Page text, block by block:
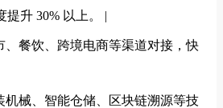
升 30% 以上。 |
、餐饮、跨境电商等渠道对接，快
机械、智能仓储、区块链溯源等技